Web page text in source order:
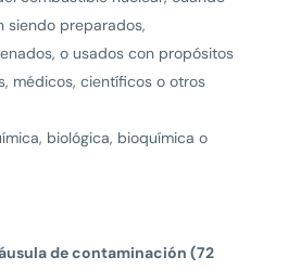
siendo preparados,
o usados con propósitos
médicos, científicos o otros
biológica, bioquímica o
de contaminación (72